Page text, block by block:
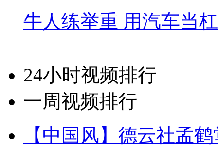
牛人练举重 用汽车当
24小时视频排行
一周视频排行
【中国风】德云社孟